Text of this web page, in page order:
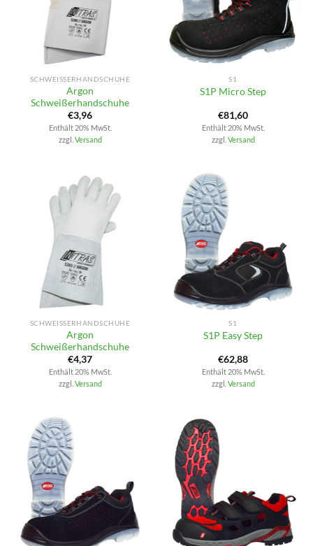
SCHWEISSERHANDSCHUHE
Argon
Schweißerhandschuhe
€3,96
Enthält 20% MwSt.
zzgl. Versand
S1
S1P Micro Step
€81,60
Enthält 20% MwSt.
zzgl. Versand
SCHWEISSERHANDSCHUHE
Argon
Schweißerhandschuhe
€4,37
Enthält 20% MwSt.
zzgl. Versand
S1
S1P Easy Step
€62,88
Enthält 20% MwSt.
zzgl. Versand